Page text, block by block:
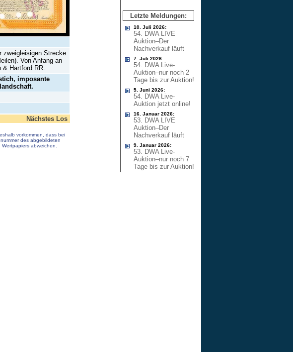
zweigleisigen Strecke
Von Anfang an
& Hartford RR.
imposante
Nächstes Los
vorkommen, dass bei
des abgebildeten
abweichen.
Letzte Meldungen:
10. Juli 2026:
54. DWA LIVE
Auktion–Der
Nachverkauf läuft
7. Juli 2026:
54. DWA Live-
Auktion–nur noch 2
Tage bis zur Auktion!
5. Juni 2026:
54. DWA Live-
Auktion jetzt online!
16. Januar 2026:
53. DWA LIVE
Auktion–Der
Nachverkauf läuft
9. Januar 2026:
53. DWA Live-
Auktion–nur noch 7
Tage bis zur Auktion!